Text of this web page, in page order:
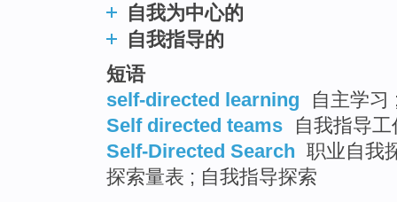
自我为中心的
自我指导的
短语
self-directed learning
自主学习
Self directed teams
自我指导
Self-Directed Search 职业自我
探索量表 ; 自我指导探索